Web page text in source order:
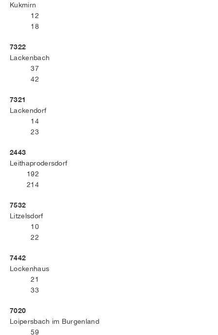
Kukmirn
12
18
7322
Lackenbach
37
42
7321
Lackendorf
14
23
2443
Leithaprodersdorf
192
214
7532
Litzelsdorf
10
22
7442
Lockenhaus
21
33
7020
Loipersbach im Burgenland
59